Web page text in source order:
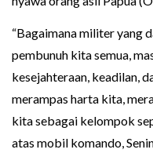
“Bagaimana militer yang
pembunuh kita semua,
kesejahteraan, keadilan,
merampas harta kita,
kita sebagai kelompok
atas mobil komando,